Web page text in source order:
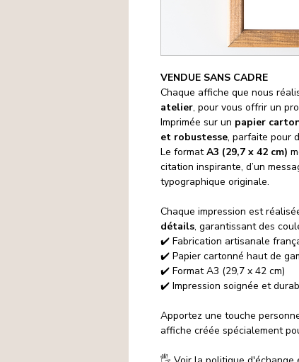
VENDUE SANS CADRE
Chaque affiche que nous
atelier, pour vous offrir un
Imprimée sur un papier
et robustesse, parfaite pour
Le formatA3 (29,7 x 42 cm)
citation inspirante, d’un
typographique originale.
Chaque impression est
détails, garantissant des
✔️ Fabrication artisanale
✔️ Papier cartonné haut de
✔️ Format A3 (29,7 x 42 cm)
✔️ Impression soignée et
Apportez une touche
affiche créée spécialement